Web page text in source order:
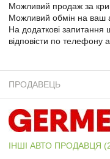
Можливий продаж за
Можливий обмін на ваш
На додаткові запитання
відповісти по телефону
ПРОДАВЕЦЬ
ІНШІ АВТО ПРОДАВЦЯ